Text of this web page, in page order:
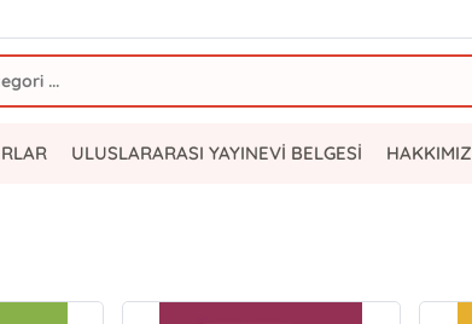
ULUSLARARASI YAYINEVİ BELGESİ